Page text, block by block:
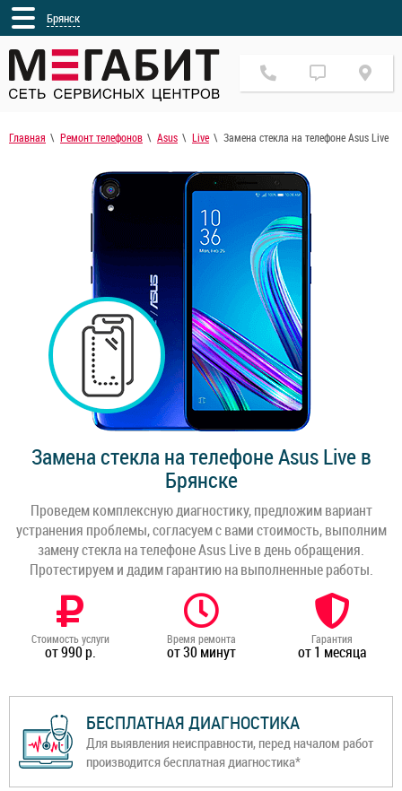
Брянск
Главная Ремонт телефонов Asus Live Замена стекла на телефоне Asus Live
Замена стекла на телефоне Asus Live в
Брянске
Проведем комплексную диагностику, предложим вариант
устранения проблемы, согласуем с вами стоимость, выполним
замену стекла на телефоне Asus Live в день обращения.
Протестируем и дадим гарантию на выполненные работы.
Стоимость услуги
от 990 р.
Время ремонта
от 30 минут
Гарантия
от 1 месяца
БЕСПЛАТНАЯ ДИАГНОСТИКА
Для выявления неисправности, перед началом работ
производится бесплатная диагностика*